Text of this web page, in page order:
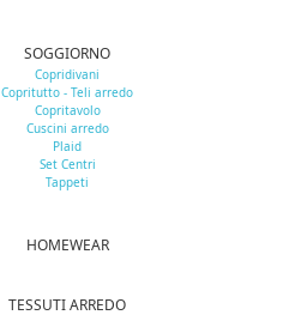
SOGGIORNO
Copridivani
Copritutto - Teli arredo
Copritavolo
Cuscini arredo
Plaid
Set Centri
Tappeti
HOMEWEAR
TESSUTI ARREDO